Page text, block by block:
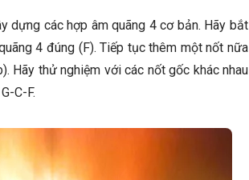
dựng các hợp âm quãng 4 cơ bản. Hãy bắt
4 đúng (F). Tiếp tục thêm một nốt nữa
Hãy thử nghiệm với các nốt gốc khác nhau
C-F.